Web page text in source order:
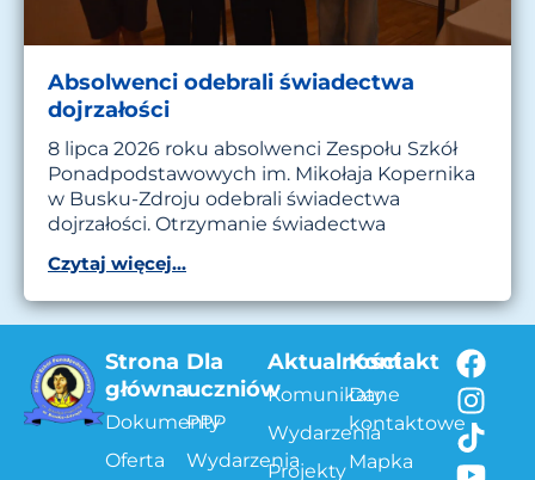
Absolwenci odebrali świadectwa
dojrzałości
8 lipca 2026 roku absolwenci Zespołu Szkół
Ponadpodstawowych im. Mikołaja Kopernika
w Busku-Zdroju odebrali świadectwa
dojrzałości. Otrzymanie świadectwa
Czytaj więcej...
Strona
główna
Dokumenty
Oferta
Dla
uczniów
PPP
Wydarzenia
Aktualności
Komunikaty
Wydarzenia
Projekty
Kontakt
Dane
kontaktowe
Mapka